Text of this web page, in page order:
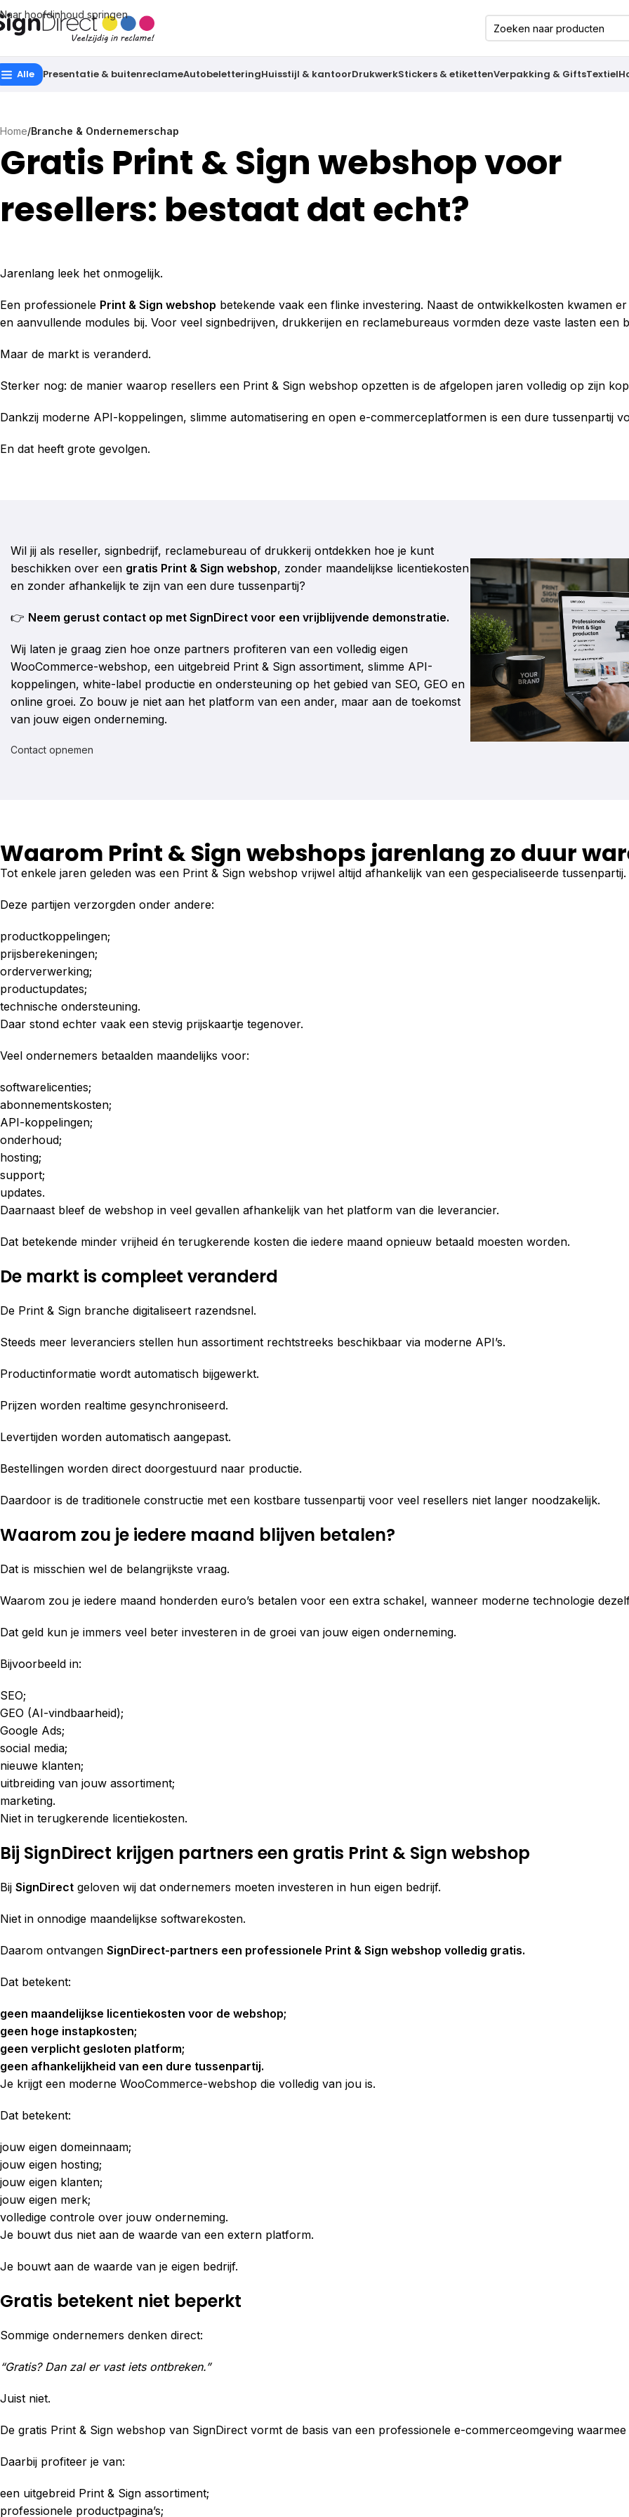
Naar hoofdinhoud springen
Alle Presentatie & buitenreclameAutobeletteringHuisstijl & kantoorDrukwerkStickers & etikettenVerpakking & GiftsTextiel
Home/Branche & Ondernemerschap
Gratis Print & Sign webshop voor
resellers: bestaat dat echt?
Jarenlang leek het onmogelijk.
Een professionele Print & Sign webshop betekende vaak een flinke investering. Naast de ontwikkelkosten kwamen
en aanvullende modules bij. Voor veel signbedrijven, drukkerijen en reclamebureaus vormden deze vaste lasten een
Maar de markt is veranderd.
Sterker nog: de manier waarop resellers een Print & Sign webshop opzetten is de afgelopen jaren volledig op zijn
Dankzij moderne API-koppelingen, slimme automatisering en open e-commerceplatformen is een dure tussenpartij
En dat heeft grote gevolgen.
Wil jij als reseller, signbedrijf, reclamebureau of drukkerij ontdekken hoe je kunt
beschikken over een gratis Print & Sign webshop, zonder maandelijkse licentiekosten
en zonder afhankelijk te zijn van een dure tussenpartij?
👉 Neem gerust contact op met SignDirect voor een vrijblijvende demonstratie.
Wij laten je graag zien hoe onze partners profiteren van een volledig eigen
WooCommerce-webshop, een uitgebreid Print & Sign assortiment, slimme API-
koppelingen, white-label productie en ondersteuning op het gebied van SEO, GEO en
online groei. Zo bouw je niet aan het platform van een ander, maar aan de toekomst
van jouw eigen onderneming.
Contact opnemen
Waarom Print & Sign webshops jarenlang zo duur
Tot enkele jaren geleden was een Print & Sign webshop vrijwel altijd afhankelijk van een gespecialiseerde tussenpartij.
Deze partijen verzorgden onder andere:
productkoppelingen;
prijsberekeningen;
orderverwerking;
productupdates;
technische ondersteuning.
Daar stond echter vaak een stevig prijskaartje tegenover.
Veel ondernemers betaalden maandelijks voor:
softwarelicenties;
abonnementskosten;
API-koppelingen;
onderhoud;
hosting;
support;
updates.
Daarnaast bleef de webshop in veel gevallen afhankelijk van het platform van die leverancier.
Dat betekende minder vrijheid én terugkerende kosten die iedere maand opnieuw betaald moesten worden.
De markt is compleet veranderd
De Print & Sign branche digitaliseert razendsnel.
Steeds meer leveranciers stellen hun assortiment rechtstreeks beschikbaar via moderne API’s.
Productinformatie wordt automatisch bijgewerkt.
Prijzen worden realtime gesynchroniseerd.
Levertijden worden automatisch aangepast.
Bestellingen worden direct doorgestuurd naar productie.
Daardoor is de traditionele constructie met een kostbare tussenpartij voor veel resellers niet langer noodzakelijk.
Waarom zou je iedere maand blijven betalen?
Dat is misschien wel de belangrijkste vraag.
Waarom zou je iedere maand honderden euro’s betalen voor een extra schakel, wanneer moderne technologie
Dat geld kun je immers veel beter investeren in de groei van jouw eigen onderneming.
Bijvoorbeeld in:
SEO;
GEO (AI-vindbaarheid);
Google Ads;
social media;
nieuwe klanten;
uitbreiding van jouw assortiment;
marketing.
Niet in terugkerende licentiekosten.
Bij SignDirect krijgen partners een gratis Print & Sign webshop
Bij SignDirect geloven wij dat ondernemers moeten investeren in hun eigen bedrijf.
Niet in onnodige maandelijkse softwarekosten.
Daarom ontvangen SignDirect-partners een professionele Print & Sign webshop volledig gratis.
Dat betekent:
geen maandelijkse licentiekosten voor de webshop;
geen hoge instapkosten;
geen verplicht gesloten platform;
geen afhankelijkheid van een dure tussenpartij.
Je krijgt een moderne WooCommerce-webshop die volledig van jou is.
Dat betekent:
jouw eigen domeinnaam;
jouw eigen hosting;
jouw eigen klanten;
jouw eigen merk;
volledige controle over jouw onderneming.
Je bouwt dus niet aan de waarde van een extern platform.
Je bouwt aan de waarde van je eigen bedrijf.
Gratis betekent niet beperkt
Sommige ondernemers denken direct:
“Gratis? Dan zal er vast iets ontbreken.”
Juist niet.
De gratis Print & Sign webshop van SignDirect vormt de basis van een professionele e-commerceomgeving
Daarbij profiteer je van:
een uitgebreid Print & Sign assortiment;
professionele productpagina’s;